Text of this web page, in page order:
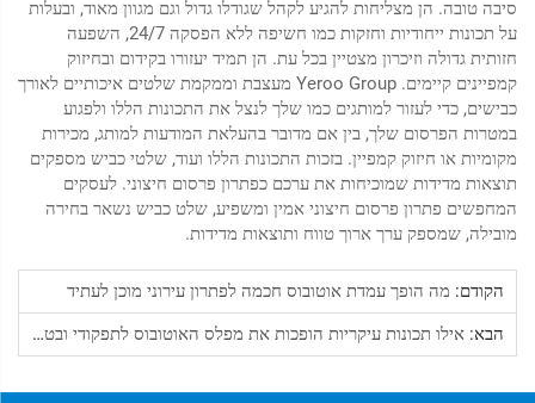
סיבה טובה. הן מצליחות להגיע לקהל שגודלו גדול וגם מגוון מאוד, ובעלות
על תכונות ייחודיות וחזקות כמו חשיפה ללא הפסקה 24/7, השפעה
חזותית גדולה וזיכרון מצטיין בכל עת. הן תמיד יעזורו בקידום ובחיזוק
קמפיינים קיימים. Yeroo Group מעצבת וממקמת שלטים איכותיים לאורך
כבישים, כדי לעזור למותגים כמו שלך לנצל את התכונות הללו ולפגוע
במטרות הפרסום שלך, בין אם מדובר בהעלאת המודעות למותג, מכירות
מקומיות או חיזוק קמפיין. בזכות התכונות הללו ועוד, שלטי כביש מספקים
תוצאות מדידות שמוכיחות את ערכם כפתרון פרסום חיצוני. לעסקים
המחפשים פתרון פרסום חיצוני אמין ומשפיע, שלט כביש נשאר בחירה
מובילה, שמספק ערך ארוך טווח ותוצאות מדידות.
הקודם: מה הופך עמדת אוטובוס חכמה לפתרון עירוני מוכן לעתיד
הבא: אילו תכונות עיקריות הופכות את מפלס האוטובוס לתפקודי ובטוח